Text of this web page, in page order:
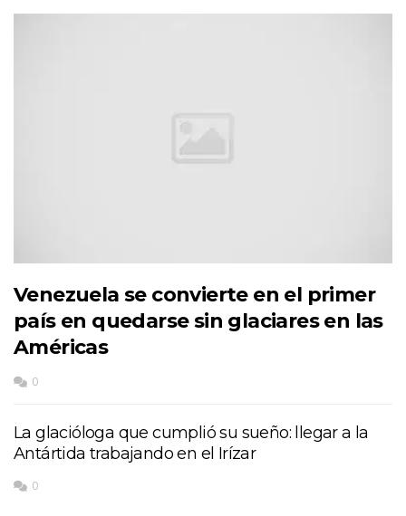
Venezuela se convierte en el primer
país en quedarse sin glaciares en las
Américas
0
La glacióloga que cumplió su sueño: llegar a la
Antártida trabajando en el Irízar
0